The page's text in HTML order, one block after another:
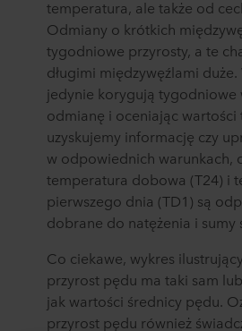
temperatura, ale także od
Odmiany o krótkich
tygodniowe przyrosty, a te
długimi międzywęźlami
jedynie korygują tygodniowe
odmianę i oceniając wartości
uzyskujemy informację czy
w odpowiednich warunkach,
temperatura dobowa (T24) i
pierwszego dnia (TD1) są
dobrane do natężenia i sumy
Co ciekawe, wykres
przyrost pędu ma taki sam
jak wartości średnicy pędu.
przyrost pędu również